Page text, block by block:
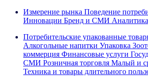
Измерение рынка Поведение
Инновации Бренд и СМИ
Потребительские упакованные
Алкогольные напитки Упаковка
коммерция Финансовые услуги
СМИ Розничная торговля Малый и
Техника и товары длительного